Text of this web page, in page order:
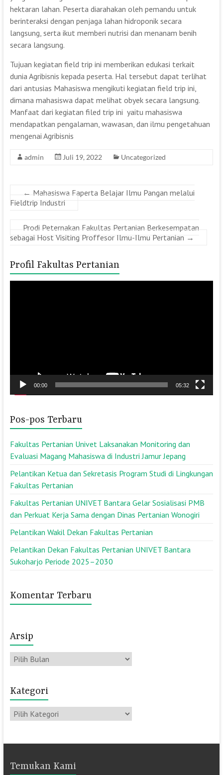
hektaran lahan. Peserta diarahakan oleh pemandu untuk
berinteraksi dengan penjaga lahan hidroponik secara
langsung, serta ikut memberi nutrisi dan menanam benih
secara langsung.
Tujuan kegiatan field trip ini memberikan edukasi terkait
dunia Agribisnis kepada peserta. Hal tersebut dapat terlihat
dari antusias Mahasiswa mengikuti kegiatan field trip ini,
dimana mahasiswa dapat melihat obyek secara langsung.
Manfaat dari kegiatan filed trip ini yaitu mahasiswa
mendapatkan pengalaman, wawasan, dan ilmu pengetahuan
mengenai Agribisnis
admin Juli 19, 2022 Uncategorized
← Mahasiswa Faperta Belajar Ilmu Pangan melalui
Fieldtrip Industri
Prodi Peternakan Fakultas Pertanian Berkesempatan
sebagai Host Visiting Proffesor Ilmu-Ilmu Pertanian →
Profil Fakultas Pertanian
00:00 05:32
Pos-pos Terbaru
Fakultas Pertanian Univet Laksanakan Monitoring dan
Evaluasi Magang Mahasiswa di Industri Jamur Jepang
Pelantikan Ketua dan Sekretasis Program Studi di Lingkungan
Fakultas Pertanian
Fakultas Pertanian UNIVET Bantara Gelar Sosialisasi PMB
dan Perkuat Kerja Sama dengan Dinas Pertanian Wonogiri
Pelantikan Wakil Dekan Fakultas Pertanian
Pelantikan Dekan Fakultas Pertanian UNIVET Bantara
Sukoharjo Periode 2025–2030
Komentar Terbaru
Arsip
Arsip
Kategori
Kategori
Temukan Kami